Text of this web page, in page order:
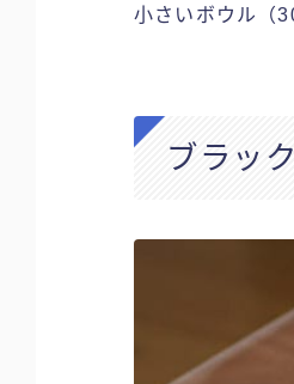
小さいボウル（
ブラッ